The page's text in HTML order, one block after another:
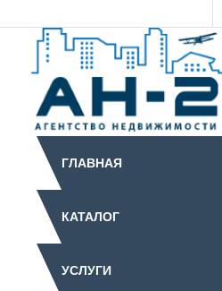
ГЛАВНАЯ
КАТАЛОГ
УСЛУГИ